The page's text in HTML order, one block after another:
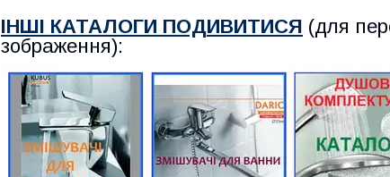
ІНШІ КАТАЛОГИ ПОДИВИТИСЯ (для
зображення):